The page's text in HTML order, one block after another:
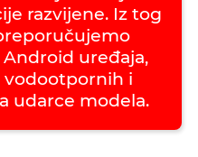
razvijene. Iz tog
uređaja,
vodootpornih i
udarce modela.